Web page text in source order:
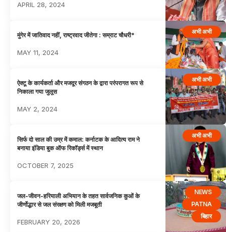
APRIL 28, 2024
अभी अभी
मुंगेर में जातिवाद नहीं, राष्ट्रवाद जीतेगा : सम्राट चौधरी*
MAY 11, 2024
अभी अभी
ऐक्टू के कार्यकर्ता और मजदूर संगठन के द्वारा परंपरागत रूप से
निकाला गया जुलूस
MAY 2, 2024
अभी अभी
सिर्फ दो साल की उम्र में कमाल: कर्नाटक के आदित्य राम ने
बनाया इंडिया बुक ऑफ रिकॉर्ड्स में स्थान
OCTOBER 7, 2025
NEWS
PATNA
बिहार
जल-जीवन-हरियाली अभियान के तहत सार्वजनिक कुओं के
जीर्णोद्धार से जल संरक्षण को मिली मजबूती
FEBRUARY 20, 2026